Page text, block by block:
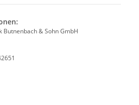
Butnenbach & Sohn GmbH